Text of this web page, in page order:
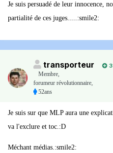
Je suis persuadé de leur innocence,
partialité de ces juges.....:smile2:
transporteur
Membre,
forumeur révolutionnaire,
52ans
Je suis sur que MLP aura une
va l'exclure et toc.:D
Méchant médias.:smile2: